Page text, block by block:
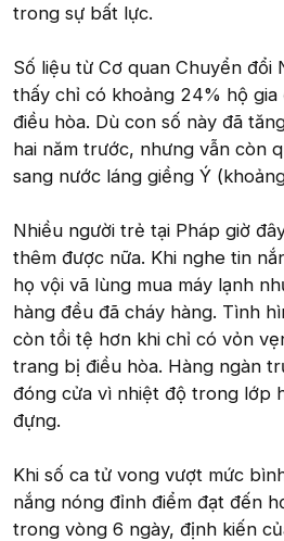
trong sự bất lực.
Số liệu từ Cơ quan Chuyển đổi
thấy chỉ có khoảng 24% hộ
điều hòa. Dù con số này đã
hai năm trước, nhưng vẫn còn
sang nước láng giềng Ý
Nhiều người trẻ tại Pháp giờ
thêm được nữa. Khi nghe tin
họ vội vã lùng mua máy lạnh
hàng đều đã cháy hàng. Tình
còn tồi tệ hơn khi chỉ có vỏn
trang bị điều hòa. Hàng ngàn
đóng cửa vì nhiệt độ trong lớp
đựng.
Khi số ca tử vong vượt mức
nắng nóng đỉnh điểm đạt đến
trong vòng 6 ngày, định kiến